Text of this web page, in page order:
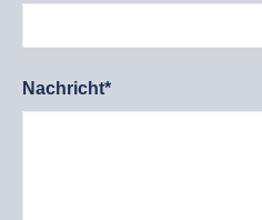
Nachricht*